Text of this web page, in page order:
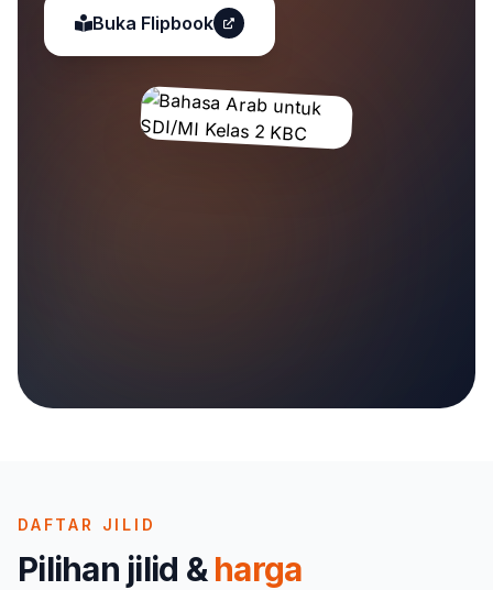
Buka Flipbook
DAFTAR JILID
Pilihan jilid &harga